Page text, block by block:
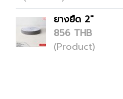
ยางยืด 2"
856 THB
(Product)